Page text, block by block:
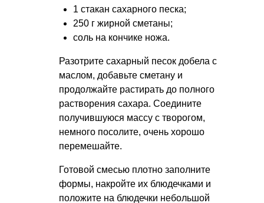
1 стакан сахарного песка;
250 г жирной сметаны;
соль на кончике ножа.
Разотрите сахарный песок добела с
маслом, добавьте сметану и
продолжайте растирать до полного
растворения сахара. Соедините
получившуюся массу с творогом,
немного посолите, очень хорошо
перемешайте.
Готовой смесью плотно заполните
формы, накройте их блюдечками и
положите на блюдечки небольшой